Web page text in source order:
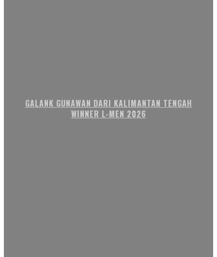
GALANK GUNAWAN DARI KALIMANTAN TENGAH
WINNER L-MEN 2026